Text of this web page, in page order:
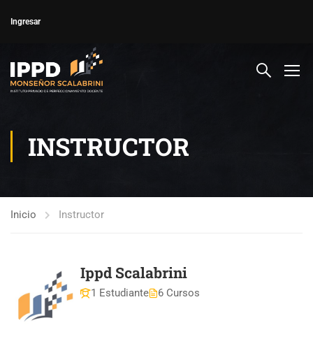
Ingresar
INSTRUCTOR
Inicio Instructor
Ippd Scalabrini
1 Estudiante 6 Cursos